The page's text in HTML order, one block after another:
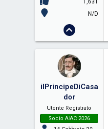
1,631
N/D
ilPrincipeDiCasa
dor
Utente Registrato
Socio AIAC 2026